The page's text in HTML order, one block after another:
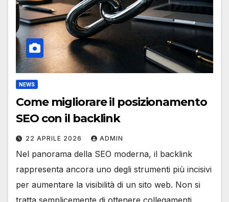
NEWS
Come migliorare il posizionamento
SEO con il backlink
22 APRILE 2026 ADMIN
Nel panorama della SEO moderna, il backlink
rappresenta ancora uno degli strumenti più incisivi
per aumentare la visibilità di un sito web. Non si
tratta semplicemente di ottenere collegamenti,